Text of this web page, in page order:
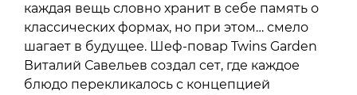
каждая вещь словно хранит в себе память о
классических формах, но при этом… смело
шагает в будущее. Шеф-повар Twins Garden
Виталий Савельев создал сет, где каждое
блюдо перекликалось с концепцией